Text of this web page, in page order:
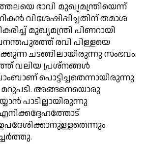
ഭാവി മുഖ്യമന്ത്രിയെന്ന്
വിശേഷിപ്പിച്ചതിന് തമാശ
മുഖ്യമന്ത്രി പിണറായി
രവി പിള്ളയെ
ചടങ്ങിലായിരുന്നു സംഭവം.
വലിയ പ്രശ്‌നങ്ങള്‍
പൊട്ടിച്ചതെന്നായിരുന്നു
മറുപടി. അങ്ങനെയൊരു
പാടില്ലായിരുന്നു